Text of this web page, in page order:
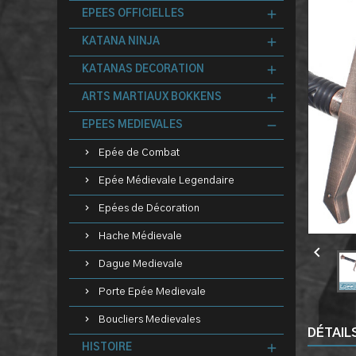
EPEES OFFICIELLES
KATANA NINJA
KATANAS DECORATION
ARTS MARTIAUX BOKKENS
EPEES MEDIEVALES
Epée de Combat
Epée Médievale Legendaire
Epées de Décoration
Hache Médievale
Dague Medievale
Porte Epée Medievale
Boucliers Medievales
HISTOIRE
